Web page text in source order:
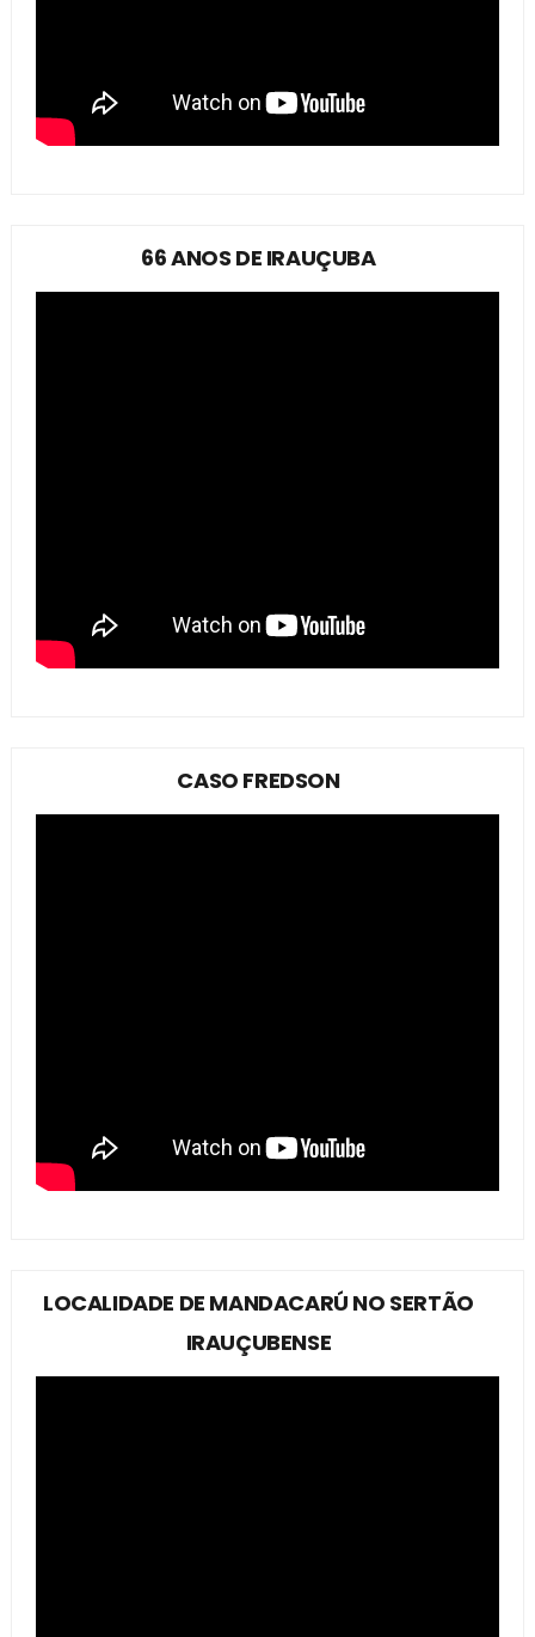
66 ANOS DE IRAUÇUBA
CASO FREDSON
LOCALIDADE DE MANDACARÚ NO SERTÃO
IRAUÇUBENSE